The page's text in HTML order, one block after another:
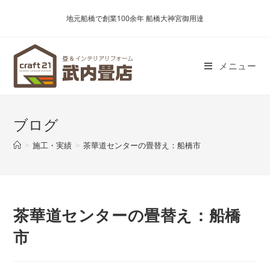
地元船橋で創業100余年 船橋大神宮御用達
メニュー
ブログ
> 施工・実績 > 茶華道センターの畳替え：船橋市
茶華道センターの畳替え：船橋
市